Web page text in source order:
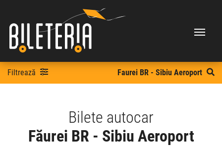
Filtrează Faurei BR - Sibiu Aeroport
Bilete autocar
Făurei BR - Sibiu Aeroport